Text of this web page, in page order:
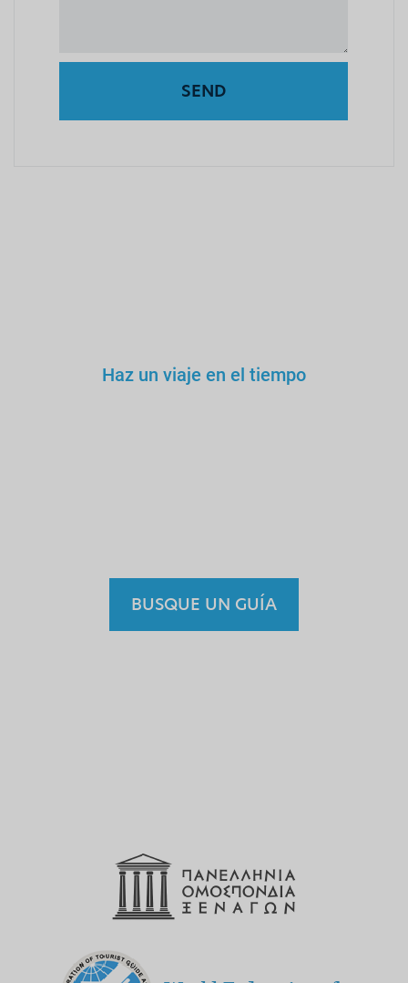
SEND
Haz un viaje en el tiempo
BUSQUE UN GUÍA